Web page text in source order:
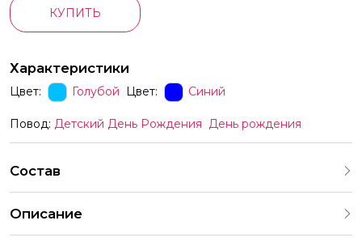
КУПИТЬ
Характеристики
Цвет: Голубой Цвет: Синий
Повод: Детский День Рождения День рождения
Состав
Описание